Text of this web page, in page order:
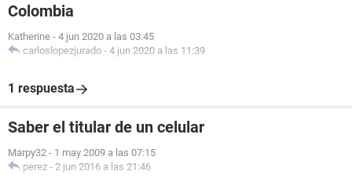
Colombia
Katherine - 4 jun 2020 a las 03:45
carloslopezjurado - 4 jun 2020 a las 11:39
1 respuesta
Saber el titular de un celular
Marpy32 - 1 may 2009 a las 07:15
perez - 2 jun 2016 a las 21:46